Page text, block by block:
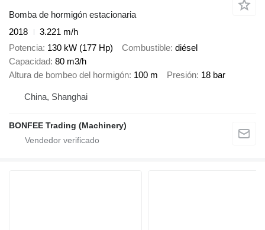
Bomba de hormigón estacionaria
2018
3.221 m/h
Potencia 130 kW (177 Hp) Combustible diésel
Capacidad 80 m3/h
Altura de bombeo del hormigón 100 m Presión 18 bar
China, Shanghai
BONFEE Trading (Machinery)